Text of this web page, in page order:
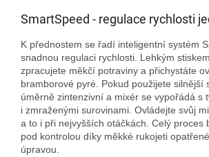
SmartSpeed - regulace rychlosti
K přednostem se řadí inteligentní systém
snadnou regulaci rychlosti. Lehkým
zpracujete měkčí potraviny a přichystáte
bramborové pyré. Pokud použijete silnější
úměrně zintenzivní a mixér se vypořádá s
i zmraženými surovinami. Ovládejte svůj
a to i při nejvyšších otáčkách. Celý proces
pod kontrolou díky měkké rukojeti
úpravou.